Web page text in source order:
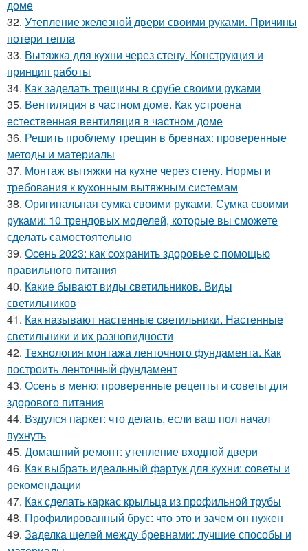
доме
32. Утепление железной двери своими руками. Причины
потери тепла
33. Вытяжка для кухни через стену. Конструкция и
принцип работы
34. Как заделать трещины в срубе своими руками
35. Вентиляция в частном доме. Как устроена
естественная вентиляция в частном доме
36. Решить проблему трещин в бревнах: проверенные
методы и материалы
37. Монтаж вытяжки на кухне через стену. Нормы и
требования к кухонным вытяжным системам
38. Оригинальная сумка своими руками. Сумка своими
руками: 10 трендовых моделей, которые вы сможете
сделать самостоятельно
39. Осень 2023: как сохранить здоровье с помощью
правильного питания
40. Какие бывают виды светильников. Виды
светильников
41. Как называют настенные светильники. Настенные
светильники и их разновидности
42. Технология монтажа ленточного фундамента. Как
построить ленточный фундамент
43. Осень в меню: проверенные рецепты и советы для
здорового питания
44. Вздулся паркет: что делать, если ваш пол начал
пухнуть
45. Домашний ремонт: утепление входной двери
46. Как выбрать идеальный фартук для кухни: советы и
рекомендации
47. Как сделать каркас крыльца из профильной трубы
48. Профилированный брус: что это и зачем он нужен
49. Заделка щелей между бревнами: лучшие способы и